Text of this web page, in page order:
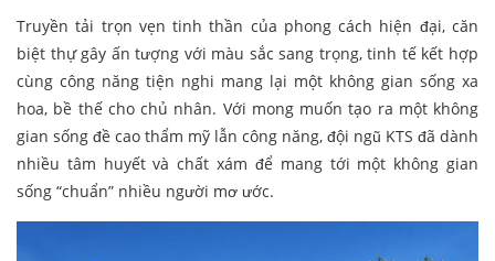
Truyền tải trọn vẹn tinh thần của phong cách hiện đại, căn
biệt thự gây ấn tượng với màu sắc sang trọng, tinh tế kết hợp
cùng công năng tiện nghi mang lại một không gian sống xa
hoa, bề thế cho chủ nhân. Với mong muốn tạo ra một không
gian sống đề cao thẩm mỹ lẫn công năng, đội ngũ KTS đã dành
nhiều tâm huyết và chất xám để mang tới một không gian
sống “chuẩn” nhiều người mơ ước.